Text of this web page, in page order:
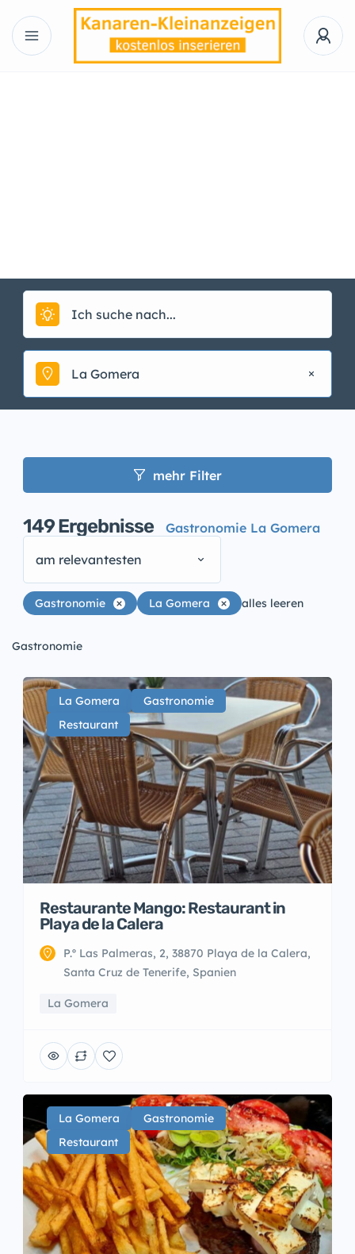
La Gomera
mehr Filter
149Ergebnisse
Gastronomie La Gomera
am relevantesten
Gastronomie La Gomera alles leeren
Gastronomie
La Gomera
Gastronomie
Restaurant
Restaurante Mango: Restaurant in
Playa de la Calera
P.º Las Palmeras, 2, 38870 Playa de la Calera,
Santa Cruz de Tenerife, Spanien
La Gomera
La Gomera
Gastronomie
Restaurant